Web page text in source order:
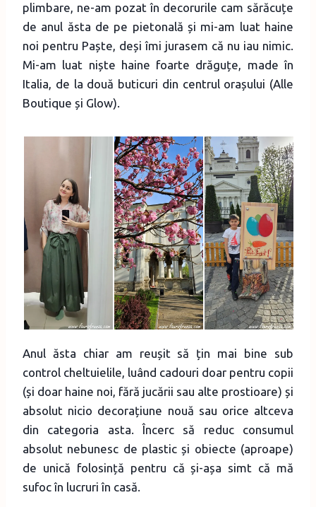
plimbare, ne-am pozat în decorurile cam sărăcuțe
de anul ăsta de pe pietonală și mi-am luat haine
noi pentru Paște, deși îmi jurasem că nu iau nimic.
Mi-am luat niște haine foarte drăguțe, made în
Italia, de la două buticuri din centrul orașului (Alle
Boutique și Glow).
Anul ăsta chiar am reușit să țin mai bine sub
control cheltuielile, luând cadouri doar pentru copii
(și doar haine noi, fără jucării sau alte prostioare) și
absolut nicio decorațiune nouă sau orice altceva
din categoria asta. Încerc să reduc consumul
absolut nebunesc de plastic și obiecte (aproape)
de unică folosință pentru că și-așa simt că mă
sufoc în lucruri în casă.